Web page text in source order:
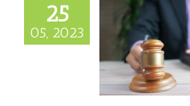
25
05, 2023
de anuncios
con la salud
de dudosa